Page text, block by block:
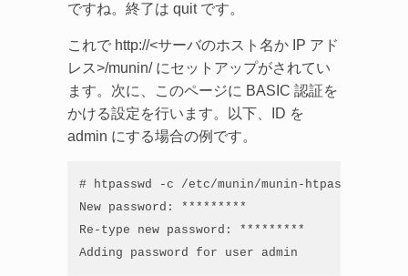
ですね。終了は quit です。
これで http://<サーバのホスト名か IP アド
レス>/munin/ にセットアップがされてい
ます。次に、このページに BASIC 認証を
かける設定を行います。以下、ID を
admin にする場合の例です。
# htpasswd -c /etc/munin/munin-htpasswd admin
New password: *********
Re-type new password: *********
Adding password for user admin